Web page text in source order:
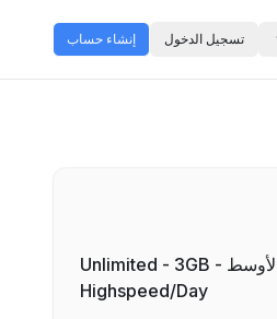
تسجيل الدخول إنشاء حساب
الشرق الأوسط - Unlimited - 3GB
Highspeed/Day